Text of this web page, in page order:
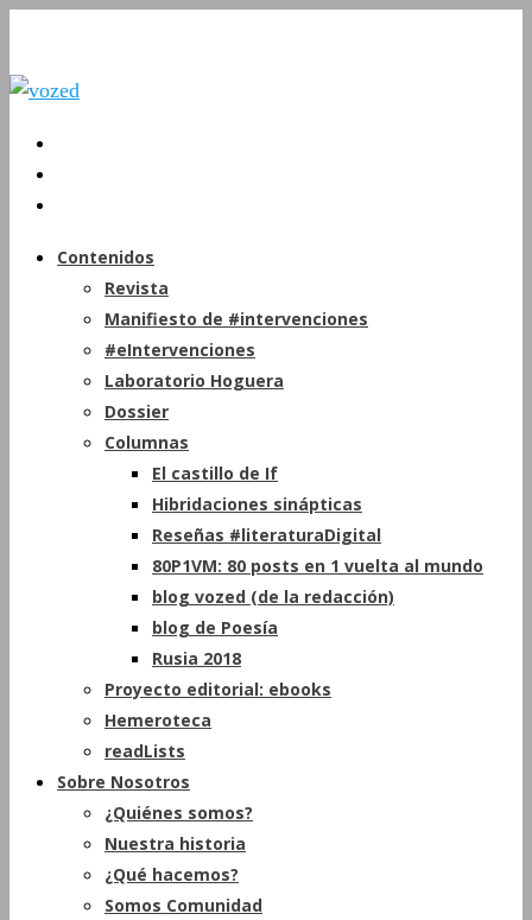
Contenidos
Revista
Manifiesto de #intervenciones
#eIntervenciones
Laboratorio Hoguera
Dossier
Columnas
El castillo de If
Hibridaciones sinápticas
Reseñas #literaturaDigital
80P1VM: 80 posts en 1 vuelta al mundo
blog vozed (de la redacción)
blog de Poesía
Rusia 2018
Proyecto editorial: ebooks
Hemeroteca
readLists
Sobre Nosotros
¿Quiénes somos?
Nuestra historia
¿Qué hacemos?
Somos Comunidad